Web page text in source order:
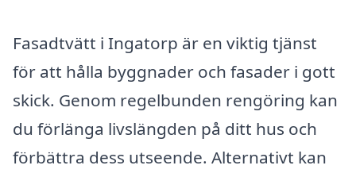
Fasadtvätt i Ingatorp är en viktig tjänst
för att hålla byggnader och fasader i gott
skick. Genom regelbunden rengöring kan
du förlänga livslängden på ditt hus och
förbättra dess utseende. Alternativt kan